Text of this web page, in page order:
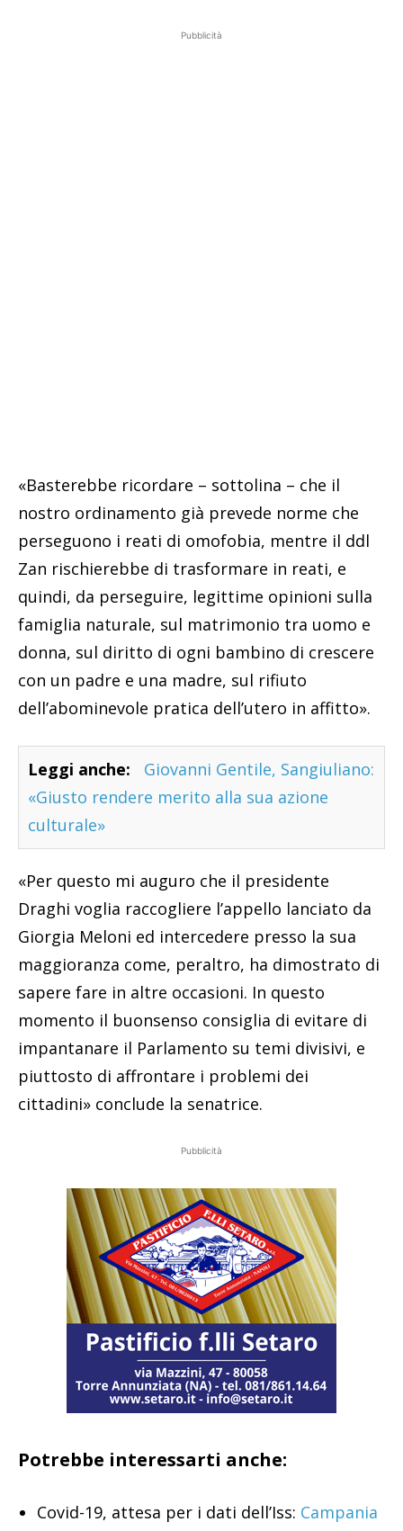
Pubblicità
«Basterebbe ricordare – sottolina – che il
nostro ordinamento già prevede norme che
perseguono i reati di omofobia, mentre il ddl
Zan rischierebbe di trasformare in reati, e
quindi, da perseguire, legittime opinioni sulla
famiglia naturale, sul matrimonio tra uomo e
donna, sul diritto di ogni bambino di crescere
con un padre e una madre, sul rifiuto
dell’abominevole pratica dell’utero in affitto».
Leggi anche:
Giovanni Gentile, Sangiuliano:
«Giusto rendere merito alla sua azione
culturale»
«Per questo mi auguro che il presidente
Draghi voglia raccogliere l’appello lanciato da
Giorgia Meloni ed intercedere presso la sua
maggioranza come, peraltro, ha dimostrato di
sapere fare in altre occasioni. In questo
momento il buonsenso consiglia di evitare di
impantanare il Parlamento su temi divisivi, e
piuttosto di affrontare i problemi dei
cittadini» conclude la senatrice.
Pubblicità
Potrebbe interessarti anche:
Covid-19, attesa per i dati dell’Iss: Campania